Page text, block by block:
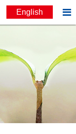
English 